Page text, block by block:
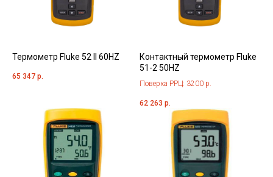
Термометр Fluke 52 II 60HZ
65 347 р.
Контактный термометр Fluke
51-2 50HZ
Поверка РРЦ: 3200 р.
62 263 р.